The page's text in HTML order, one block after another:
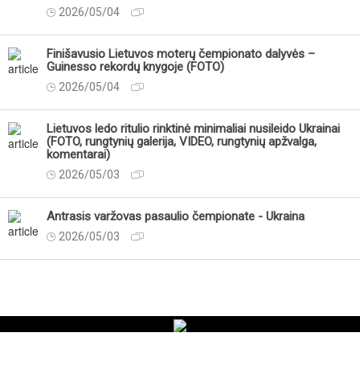
2026/05/04
Finišavusio Lietuvos moterų čempionato dalyvės –
Guinesso rekordų knygoje (FOTO)
2026/05/04
Lietuvos ledo ritulio rinktinė minimaliai nusileido Ukrainai
(FOTO, rungtynių galerija, VIDEO, rungtynių apžvalga,
komentarai)
2026/05/03
Antrasis varžovas pasaulio čempionate - Ukraina
2026/05/03